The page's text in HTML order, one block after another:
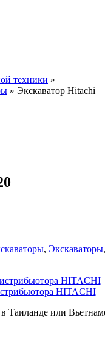
техники »
» Экскаватор Hitachi
, Экскаваторы,
HITACHI
Таиланде или